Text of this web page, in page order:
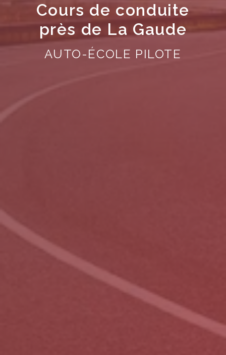
Cours de conduite
près de La Gaude
AUTO-ÉCOLE PILOTE